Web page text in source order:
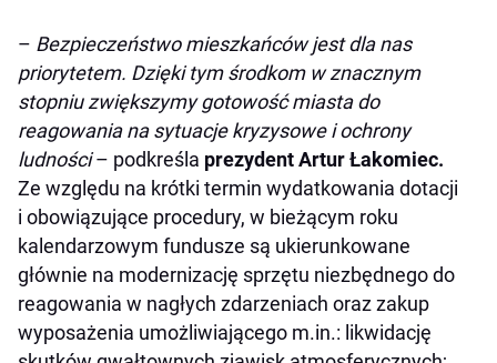
– Bezpieczeństwo mieszkańców jest dla nas
priorytetem. Dzięki tym środkom w znacznym
stopniu zwiększymy gotowość miasta do
reagowania na sytuacje kryzysowe i ochrony
ludności– podkreśla prezydent Artur Łakomiec.
Ze względu na krótki termin wydatkowania dotacji
i obowiązujące procedury, w bieżącym roku
kalendarzowym fundusze są ukierunkowane
głównie na modernizację sprzętu niezbędnego do
reagowania w nagłych zdarzeniach oraz zakup
wyposażenia umożliwiającego m.in.: likwidację